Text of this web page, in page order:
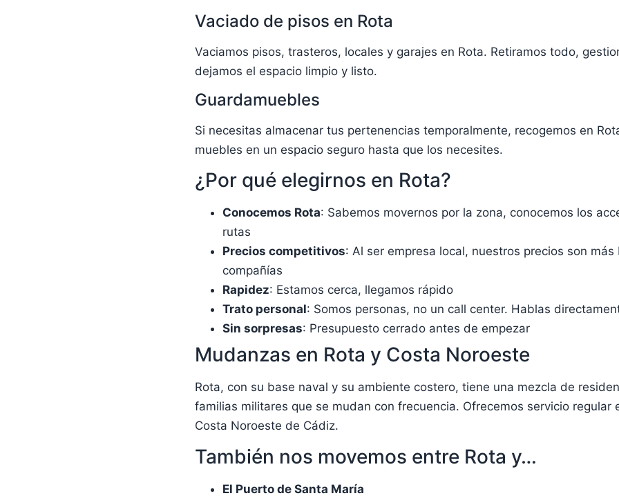
Vaciado de pisos en Rota
Vaciamos pisos, trasteros, locales y garajes en Rota. Retiramos todo,
dejamos el espacio limpio y listo.
Guardamuebles
Si necesitas almacenar tus pertenencias temporalmente, recogemos en
muebles en un espacio seguro hasta que los necesites.
¿Por qué elegirnos en Rota?
Conocemos Rota: Sabemos movernos por la zona, conocemos los
rutas
Precios competitivos: Al ser empresa local, nuestros precios son
compañías
Rapidez: Estamos cerca, llegamos rápido
Trato personal: Somos personas, no un call center. Hablas
Sin sorpresas: Presupuesto cerrado antes de empezar
Mudanzas en Rota y Costa Noroeste
Rota, con su base naval y su ambiente costero, tiene una mezcla de
familias militares que se mudan con frecuencia. Ofrecemos servicio regular
Costa Noroeste de Cádiz.
También nos movemos entre Rota y…
El Puerto de Santa María